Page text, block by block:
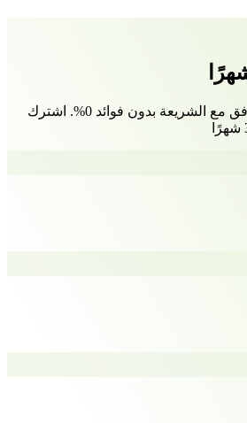
أول اشتراك سيارات متوافق مع الشريعة بدون فوائد 0%. اشترك